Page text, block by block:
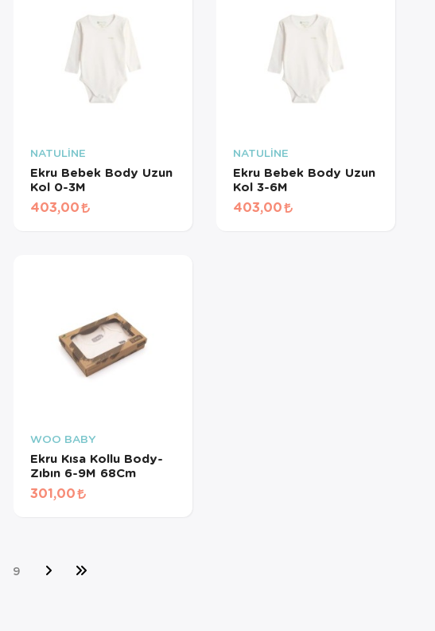
NATULİNE
Ekru Bebek Body Uzun
Kol 0-3M
403,00
NATULİNE
Ekru Bebek Body Uzun
Kol 3-6M
403,00
WOO BABY
Ekru Kısa Kollu Body-
Zıbın 6-9M 68Cm
301,00
9